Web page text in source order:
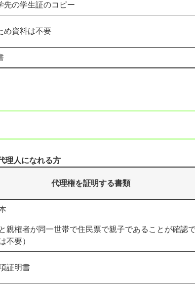
先の学生証のコピー
め資料は不要
理人になれる方
代理権を証明する書類
と親権者が同一世帯で住民票で親子であることが確認
不要）
証明書